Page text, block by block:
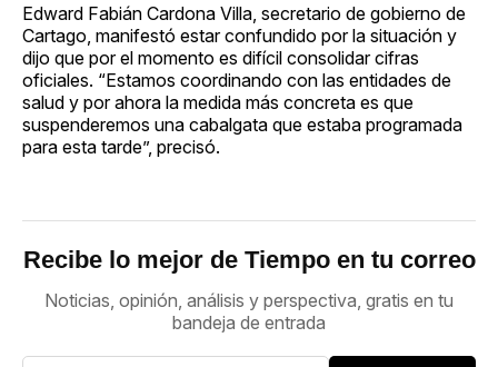
Edward Fabián Cardona Villa, secretario de gobierno de
Cartago, manifestó estar confundido por la situación y
dijo que por el momento es difícil consolidar cifras
oficiales. “Estamos coordinando con las entidades de
salud y por ahora la medida más concreta es que
suspenderemos una cabalgata que estaba programada
para esta tarde”, precisó.
Recibe lo mejor de Tiempo en tu correo
Noticias, opinión, análisis y perspectiva, gratis en tu
bandeja de entrada